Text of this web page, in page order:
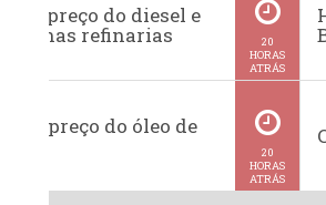
do preço do diesel e
nas refinarias
20
HORAS
ATRÁS
do preço do óleo de
20
HORAS
ATRÁS